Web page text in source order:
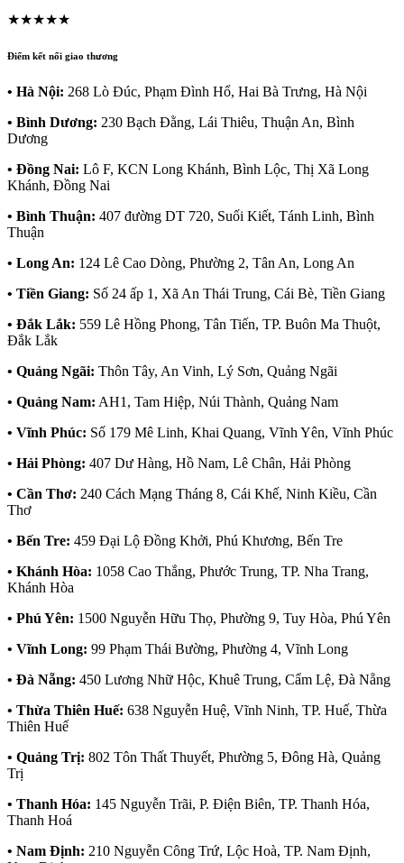
★★★★★
Điểm kết nối giao thương
• Hà Nội: 268 Lò Đúc, Phạm Đình Hổ, Hai Bà Trưng, Hà Nội
• Bình Dương: 230 Bạch Đằng, Lái Thiêu, Thuận An, Bình
Dương
• Đồng Nai: Lô F, KCN Long Khánh, Bình Lộc, Thị Xã Long
Khánh, Đồng Nai
• Bình Thuận: 407 đường DT 720, Suối Kiết, Tánh Linh, Bình
Thuận
• Long An: 124 Lê Cao Dòng, Phường 2, Tân An, Long An
• Tiền Giang: Số 24 ấp 1, Xã An Thái Trung, Cái Bè, Tiền Giang
• Đắk Lắk: 559 Lê Hồng Phong, Tân Tiến, TP. Buôn Ma Thuột,
Đắk Lắk
• Quảng Ngãi: Thôn Tây, An Vinh, Lý Sơn, Quảng Ngãi
• Quảng Nam: AH1, Tam Hiệp, Núi Thành, Quảng Nam
• Vĩnh Phúc: Số 179 Mê Linh, Khai Quang, Vĩnh Yên, Vĩnh Phúc
• Hải Phòng: 407 Dư Hàng, Hồ Nam, Lê Chân, Hải Phòng
• Cần Thơ: 240 Cách Mạng Tháng 8, Cái Khế, Ninh Kiều, Cần
Thơ
• Bến Tre: 459 Đại Lộ Đồng Khởi, Phú Khương, Bến Tre
• Khánh Hòa: 1058 Cao Thắng, Phước Trung, TP. Nha Trang,
Khánh Hòa
• Phú Yên: 1500 Nguyễn Hữu Thọ, Phường 9, Tuy Hòa, Phú Yên
• Vĩnh Long: 99 Phạm Thái Bường, Phường 4, Vĩnh Long
• Đà Nẵng: 450 Lương Nhữ Hộc, Khuê Trung, Cẩm Lệ, Đà Nẵng
• Thừa Thiên Huế: 638 Nguyễn Huệ, Vĩnh Ninh, TP. Huế, Thừa
Thiên Huế
• Quảng Trị: 802 Tôn Thất Thuyết, Phường 5, Đông Hà, Quảng
Trị
• Thanh Hóa: 145 Nguyễn Trãi, P. Điện Biên, TP. Thanh Hóa,
Thanh Hoá
• Nam Định: 210 Nguyễn Công Trứ, Lộc Hoà, TP. Nam Định,